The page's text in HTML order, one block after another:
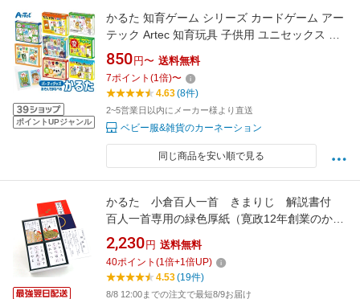
ポイントUPジャンル
かるた 知育ゲーム シリーズ カードゲーム アー
テック Artec 知育玩具 子供用 ユニセックス 男
の子 女の子 面白 テーブルゲーム 学習 おもちゃ
幼児 小学生 キッズグッズ お正月やパーティに
850 円〜 送料無料
7ポイント (1倍)〜
4.63(8件)
2~5営業日以内にメーカー様より直送
ベビー服&雑貨のカーネーション
同じ商品を安い順で見る
かるた 小倉百人一首 きまりじ 解説書付
百人一首専用の緑色厚紙（寛政12年創業のかる
たの老舗大石天狗堂）
2,230 円 送料無料
40ポイント (1倍+1倍UP)
4.53(19件)
8/8 12:00までの注文で最短8/9お届け